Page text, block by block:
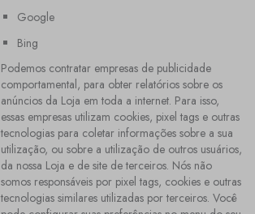
Google
Bing
Podemos contratar empresas de publicidade
comportamental, para obter relatórios sobre os
anúncios da Loja em toda a internet. Para isso,
essas empresas utilizam cookies, pixel tags e outras
tecnologias para coletar informações sobre a sua
utilização, ou sobre a utilização de outros usuários,
da nossa Loja e de site de terceiros. Nós não
somos responsáveis por pixel tags, cookies e outras
tecnologias similares utilizadas por terceiros. Você